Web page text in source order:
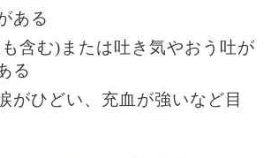
ある
含む)または吐き気やおう吐が
る
がひどい、充血が強いなど目